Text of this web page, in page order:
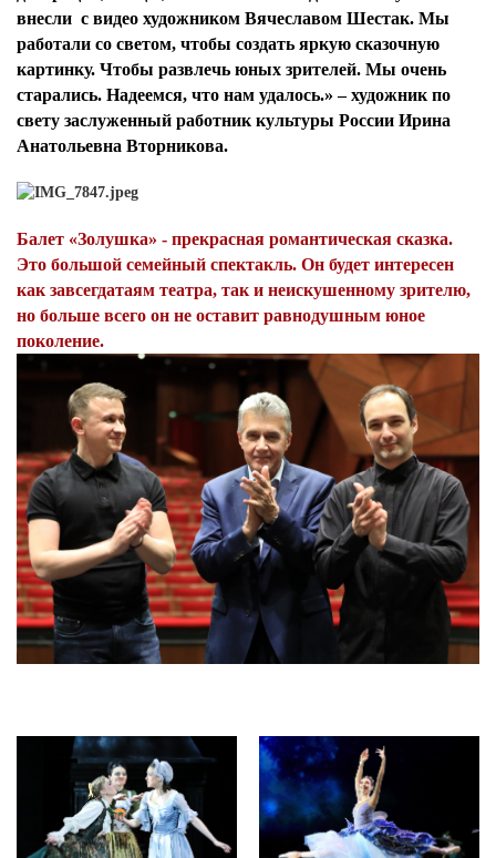
внесли с видео художником Вячеславом Шестак. Мы
работали со светом, чтобы создать яркую сказочную
картинку. Чтобы развлечь юных зрителей. Мы очень
старались. Надеемся, что нам удалось.» – художник по
свету заслуженный работник культуры России Ирина
Анатольевна Вторникова.
Балет «Золушка» - прекрасная романтическая сказка.
Это большой семейный спектакль. Он будет интересен
как завсегдатаям театра, так и неискушенному зрителю,
но больше всего он не оставит равнодушным юное
поколение.
защиты информации*
Я согласен сполитикой конфиденциальности и
защиты информации*